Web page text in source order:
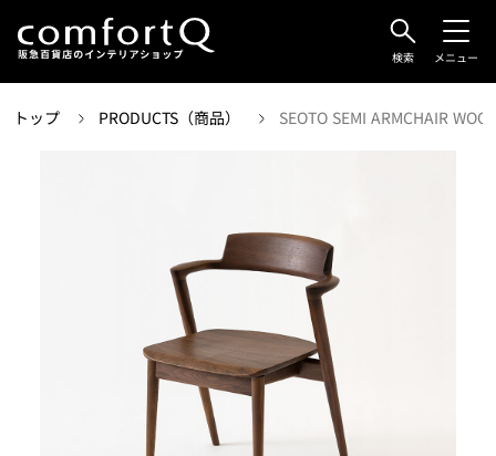
検索 メニュー
トップ PRODUCTS（商品） SEOTO SEMI ARMCHAIR